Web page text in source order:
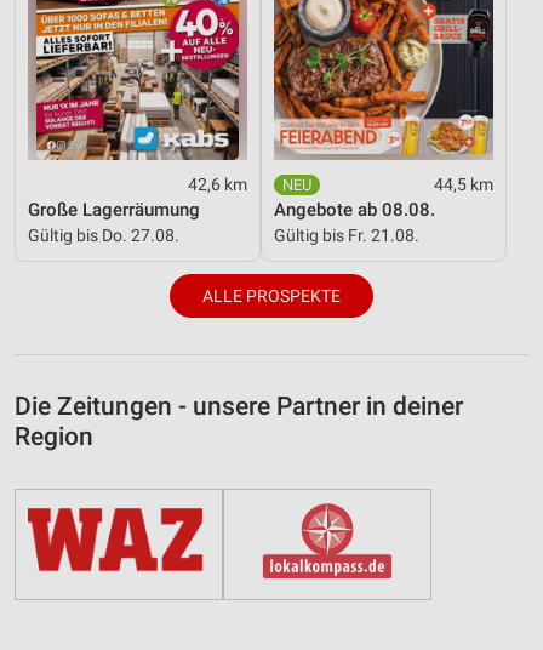
42,6 km
Große Lagerräumung
Gültig bis Do. 27.08.
44,5 km
Angebote ab 08.08.
Gültig bis Fr. 21.08.
ALLE PROSPEKTE
Die Zeitungen - unsere Partner in deiner
Region